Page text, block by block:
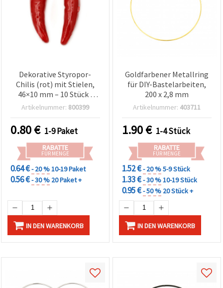
Dekorative Styropor-
Chilis (rot) mit Stielen,
46×10 mm – 10 Stück |
Bastel-Deko
Artikelnummer: 800399
0.80€ 1-9 Paket
RABATTE
FÜR MENGE
0.64 €- 20 %10-19 Paket
0.56 €- 30 % 20 Paket +
IN DEN WARENKORB
Goldfarbener Metallring
für DIY-Bastelarbeiten,
200 x 2,8 mm
Artikelnummer: 403711
1.90€ 1-4 Stück
RABATTE
FÜR MENGE
1.52 €- 20 %5-9 Stück
1.33 €- 30 %10-19 Stück
0.95 €- 50 % 20 Stück +
IN DEN WARENKORB